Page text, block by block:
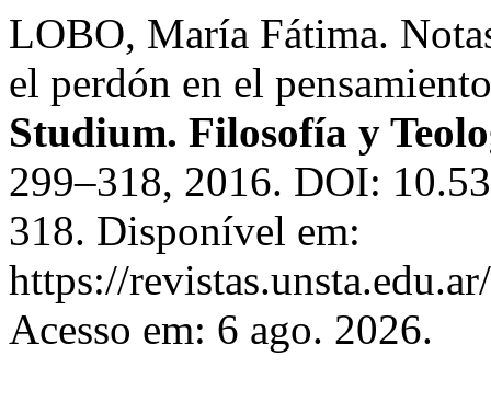
LOBO, María Fátima.
el perdón en el
Studium. Filosofía y
299–318, 2016. DOI:
318. Disponível em:
https://
Acesso em: 6 ago. 2026.